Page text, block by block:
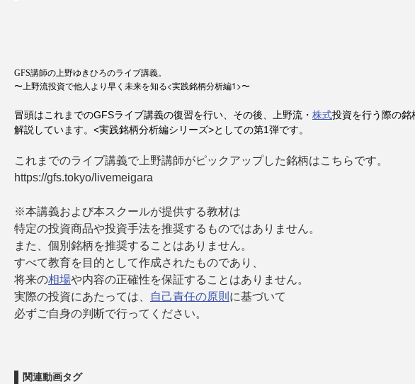
GFS講師の上野ゆきひろのライブ講義。
〜上野流投資で他人より早く未来を知る<実践銘柄分析編1>〜
冒頭はこれまでのGFSライブ講義の復習を行い、その後、上野流・ 株式投資を行う際の銘
解説しています。<実践銘柄分析編シリーズ>としての第1弾です。
これまでのライブ講義で上野講師がピックアップした銘柄はこちらです。
https://gfs.tokyo/livemeigara
※本講義および本スクールが提供する教材は
特定の投資商品や投資手法を推奨するものではありません。
また、個別銘柄を推奨することはありません。
すべて教育を目的として作成されたものであり、
将来の相場や内容の正確性を保証することはありません。
実際の投資にあたっては、
自己責任の原則 に基づいて
必ずご自身の判断で行ってください。
関連動画タグ